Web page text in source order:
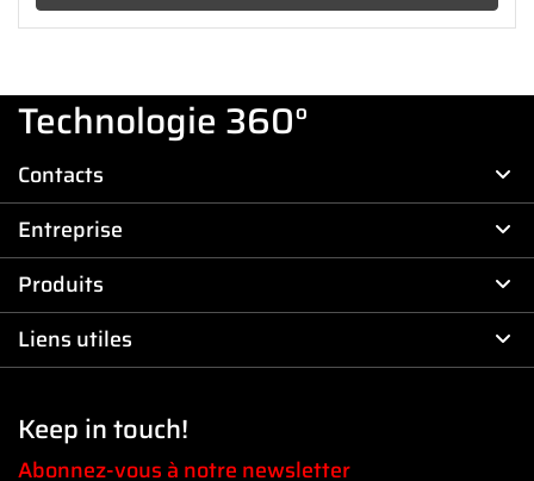
Technologie 360°
Contacts
Entreprise
Produits
Liens utiles
Keep in touch!
Abonnez-vous à notre newsletter